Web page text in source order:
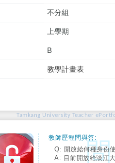
不分組
上學期
B
教學計畫表
Tamkang University Teacher
教師歷程問與答:
Q: 開放給何種身份
A: 目前開放給淡江